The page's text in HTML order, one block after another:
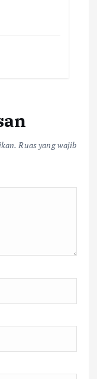
Ruas yang wajib